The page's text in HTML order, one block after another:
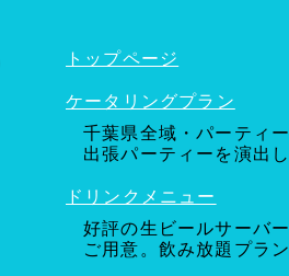
トップページ
ケータリングプラン
千葉県全域・パーティ
出張パーティーを演出し
ドリンクメニュー
好評の生ビールサーバ
ご用意。飲み放題プラン